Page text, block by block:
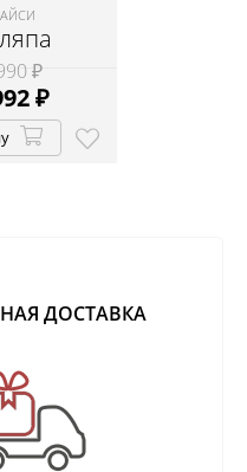
₽
₽
ДОСТАВКА